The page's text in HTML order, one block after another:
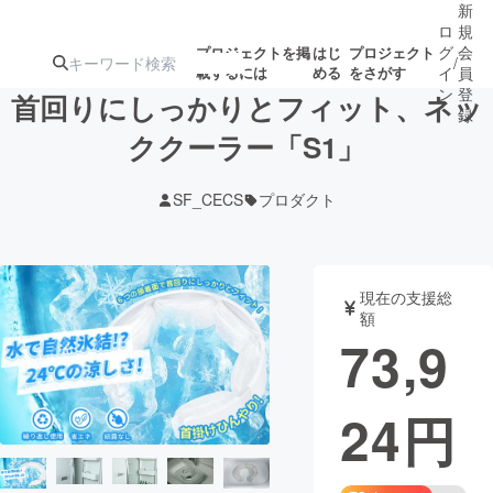
プロジェクトを掲
載するには
はじ
める
プロジェクト
をさがす
ジェクト
募集終了が近いプ
ロジェクト
アート・写真 音楽
テクノロジー・ガジェット ゲーム・
映像・映画 書籍・雑誌
ビジネス・起業 チャレンジ
ロ
グ
イ
ン
/
新
規
会
員
登
録
首回りにしっかりとフィット、ネッ
ククーラー「S1」
SF_CECS プロダクト
現在の支援総
額
73,9
24円